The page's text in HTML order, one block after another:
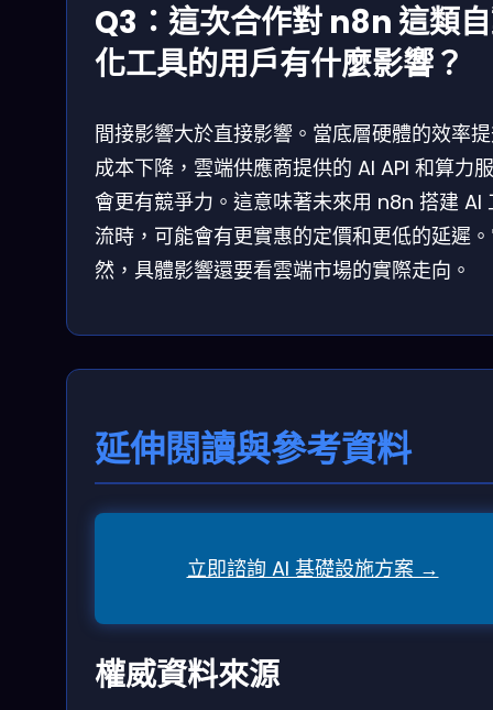
Q3：這次合作對 n8n 這類
化工具的用戶有什麼影響？
間接影響大於直接影響。當底層硬體的效率
成本下降，雲端供應商提供的 AI API 和算力
會更有競爭力。這意味著未來用 n8n 搭建 AI
流時，可能會有更實惠的定價和更低的延遲
然，具體影響還要看雲端市場的實際走向。
延伸閱讀與參考資料
立即諮詢 AI 基礎設施方案 →
權威資料來源